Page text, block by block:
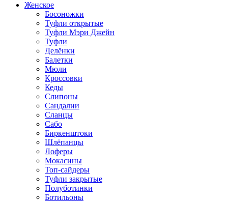
Женское
Босоножки
Туфли открытые
Туфли Мэри Джейн
Туфли
Делёнки
Балетки
Мюли
Кроссовки
Кеды
Слипоны
Сандалии
Сланцы
Сабо
Биркенштоки
Шлёпанцы
Лоферы
Мокасины
Топ-сайдеры
Туфли закрытые
Полуботинки
Ботильоны